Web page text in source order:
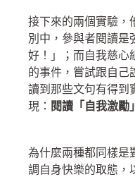
接下來的兩個實驗，
別中，參與者閱讀
好！」；而自我慈
的事件，嘗試跟自己
讀到那些文句有得到
現： 閱讀「自我激勵
為什麼兩種都同樣是
調自身快樂的取態，